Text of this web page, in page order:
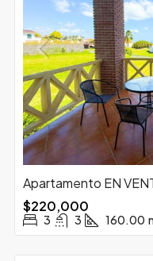
Apartamento EN
$220,000
3 3 160.00